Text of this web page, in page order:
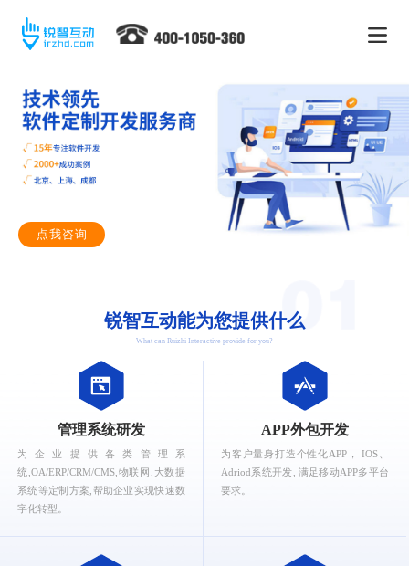
点我咨询
锐智互动能为您提供什么
What can Ruizhi Interactive provide for you?
管理系统研发
为企业提供各类管理系
统,OA/ERP/CRM/CMS,物联网,大数据
系统等定制方案,帮助企业实现快速数
字化转型。
APP外包开发
为客户量身打造个性化APP， IOS、
Adriod系统开发, 满足移动APP多平台
要求。